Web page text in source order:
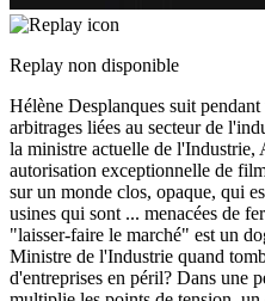
Replay non disponible
Hélène Desplanques suit
arbitrages liées au secteur de
la ministre actuelle de l'Industrie,
autorisation exceptionnelle de
sur un monde clos, opaque, qui
usines qui sont ... menacées de
"laisser-faire le marché" est un
Ministre de l'Industrie quand
d'entreprises en péril? Dans une